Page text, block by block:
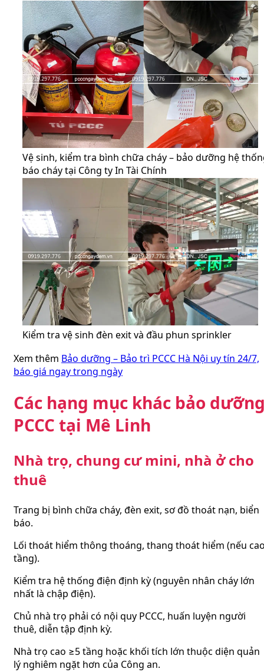
Vệ sinh, kiểm tra bình chữa cháy – bảo dưỡng hệ
báo cháy tại Công ty In Tài Chính
Kiểm tra vệ sinh đèn exit và đầu phun sprinkler
Xem thêm Bảo dưỡng – Bảo trì PCCC Hà Nội uy tín 24/7,
báo giá ngay trong ngày
Các hạng mục khác bảo
PCCC tại Mê Linh
Nhà trọ, chung cư mini, nhà ở cho
thuê
Trang bị bình chữa cháy, đèn exit, sơ đồ thoát nạn, biển
báo.
Lối thoát hiểm thông thoáng, thang thoát hiểm (nếu
tầng).
Kiểm tra hệ thống điện định kỳ (nguyên nhân cháy lớn
nhất là chập điện).
Chủ nhà trọ phải có nội quy PCCC, huấn luyện người
thuê, diễn tập định kỳ.
Nhà trọ cao ≥5 tầng hoặc khối tích lớn thuộc diện quản
lý nghiêm ngặt hơn của Công an.